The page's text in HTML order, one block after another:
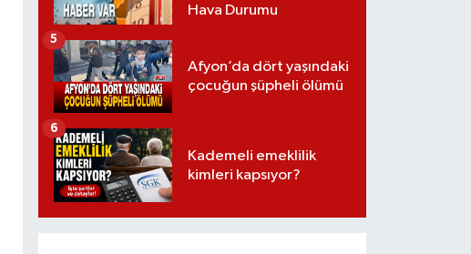
Hava Durumu
Afyon’da dört yaşındaki
çocuğun şüpheli ölümü
5
Kademeli emeklilik
kimleri kapsıyor?
6